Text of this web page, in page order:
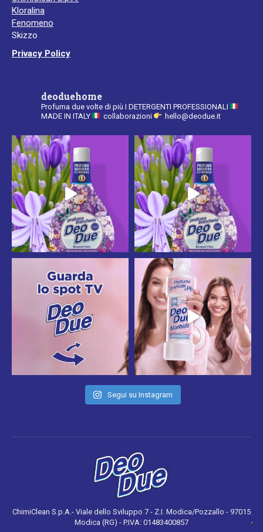
new
window
new
Kloralina
Fenomeno
Skizzo
Privacy Policy
deoduehome
Profuma due volte di più I DETERGENTI PROFESSIONALI
MADE IN ITALY
collaborazioni hello@deodue.it
Segui su Instagram
ChimiClean S.p.A.- Viale dello Sviluppo 7 - Z.I. Modica/Pozzallo - 97015
Modica (RG) - P.IVA: 01483400857